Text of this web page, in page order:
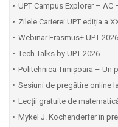
UPT Campus Explorer – AC
Zilele Carierei UPT ediția a
Webinar Erasmus+ UPT 2026
Tech Talks by UPT 2026
Politehnica Timișoara – Un
Sesiuni de pregătire online
Lecții gratuite de
Mykel J. Kochenderfer în